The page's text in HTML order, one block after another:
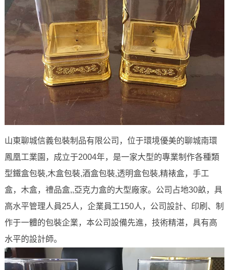
山東聊城信義包裝制品有限公司，位于環境優美的聊城南環
鳳凰工業園，成立于2004年，是一家大型的專業制作各種類
型鐵盒包裝,木盒包裝,酒盒包裝,透明盒包裝,精裱盒，手工
盒，木盒，禮品盒,,亞克力盒的大型廠家。公司占地30畝，具
高水平管理人員25人，企業員工150人，公司設計、印刷、制
作于一體的包裝企業，本公司設備先進，技術精湛，具有高
水平的設計師。